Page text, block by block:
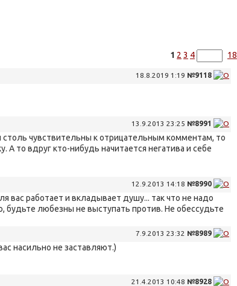
1 2 3 4 18
18.8.2019 1:19 №9118
13.9.2013 23:25 №8991
столь чувствительны к отрицательным комментам, то
то вдруг кто-нибудь начитается негатива и себе
12.9.2013 14:18 №8990
вас работает и вкладывает душу... так что не надо
будьте любезны не выступать против. Не обессудьте
7.9.2013 23:32 №8989
насильно не заставляют.)
21.4.2013 10:48 №8928